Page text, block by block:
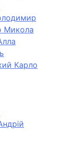
Микола
Карло